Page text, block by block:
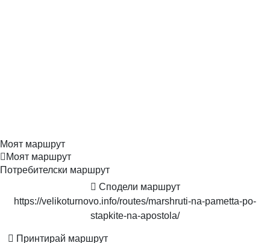
Моят маршрут
Моят маршрут
Потребителски маршрут
Сподели маршрут
https://velikoturnovo.info/routes/marshruti-na-pametta-po-
stapkite-na-apostola/
Принтирай маршрут